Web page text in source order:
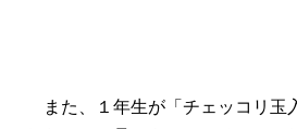
また、１年生が「チェッコリ玉